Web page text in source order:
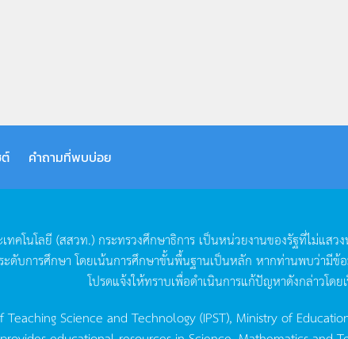
คำถามที่พบบ่อย
ทคโนโลยี (สสวท.) กระทรวงศึกษาธิการ เป็นหน่วยงานของรัฐที่ไม่แสวง
ดับการศึกษา โดยเน้นการศึกษาขั้นพื้นฐานเป็นหลัก หากท่านพบว่ามีข้
โปรดแจ้งให้ทราบเพื่อดำเนินการแก้ปัญหาดังกล่าวโดย
Science and Technology (IPST), Ministry of